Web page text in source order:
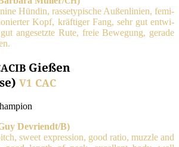
Hün­din, ras­se­ty­pi­sche Außen­li­ni­en, femi­
Kopf, kräf­ti­ger Fang, sehr gut ent­wi­
ange­setz­te Rute, freie Bewe­gung, gera­de
Gießen
V1 CAC
Devriendt/B)
sweet expres­si­on, good ratio, muz­zle and